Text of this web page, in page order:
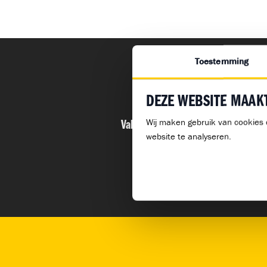
Toestemming
DEZE WEBSITE
Wij maken gebruik van
website te analyseren.
Vakantieregeling –